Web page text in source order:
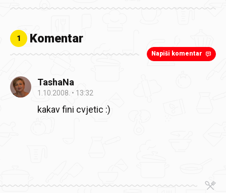
1 Komentar
Napiši komentar
TashaNa
1.10.2008. 13:32
kakav fini cvjetic :)